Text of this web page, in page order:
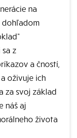
na
dohľadom
z
a čností,
oživuje ich
za svoj základ
náš aj
života